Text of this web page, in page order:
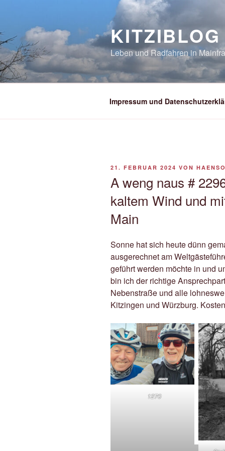
springen
KITZIBLOG
Leben und Radfahren in
Impressum und
VERÖFFENTLICHT
21. FEBRUAR 2024 VON
A weng naus #
kaltem Wind und
Main
Sonne hat sich heute dünn
ausgerechnet am
geführt werden möchte in und
bin ich der richtige
Nebenstraße und alle
Kitzingen und Würzburg.
1270